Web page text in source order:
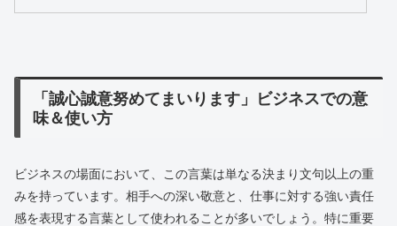
「誠心誠意努めてまいります」ビジネスでの意
味＆使い方
ビジネスの場面において、この言葉は単なる決まり文句以上の重
みを持っています。相手への深い敬意と、仕事に対する強い責任
感を表現する言葉として使われることが多いでしょう。特に重要